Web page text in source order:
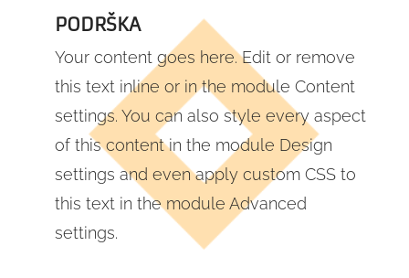
PODRŠKA
Your content goes here. Edit or remove
this text inline or in the module Content
settings. You can also style every aspect
of this content in the module Design
settings and even apply custom CSS to
this text in the module Advanced
settings.